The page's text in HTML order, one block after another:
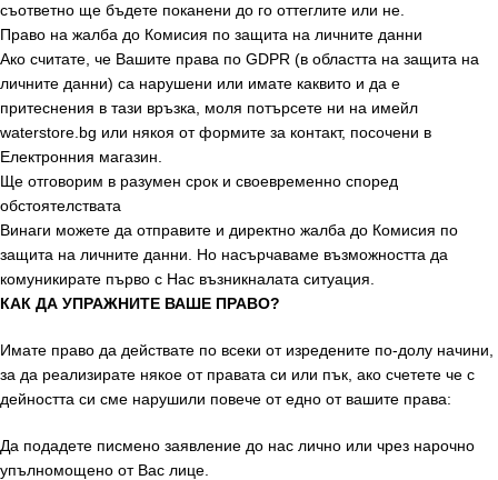
съответно ще бъдете поканени до го оттеглите или не.
Право на жалба до Комисия по защита на личните данни
Ако считате, че Вашите права по GDPR (в областта на защита на
личните данни) са нарушени или имате каквито и да е
притеснения в тази връзка, моля потърсете ни на имейл
waterstore.bg или някоя от формите за контакт, посочени в
Електронния магазин.
Ще отговорим в разумен срок и своевременно според
обстоятелствата
Винаги можете да отправите и директно жалба до Комисия по
защита на личните данни. Но насърчаваме възможността да
комуникирате първо с Нас възникналата ситуация.
КАК ДА УПРАЖНИТЕ ВАШЕ ПРАВО?
Имате право да действате по всеки от изредените по-долу начини,
за да реализирате някое от правата си или пък, ако счетете че с
дейността си сме нарушили повече от едно от вашите права:
Да подадете писмено заявление до нас лично или чрез нарочно
упълномощено от Вас лице.